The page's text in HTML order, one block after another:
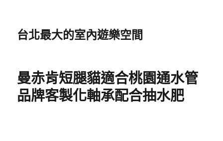
台北最大的室內遊樂空間
曼赤肯短腿貓適合桃園通水管
品牌客製化軸承配合抽水肥